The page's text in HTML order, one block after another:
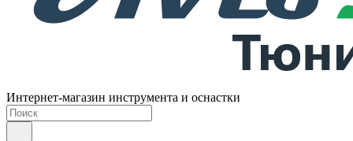
Интернет-магазин инструмента и оснастки